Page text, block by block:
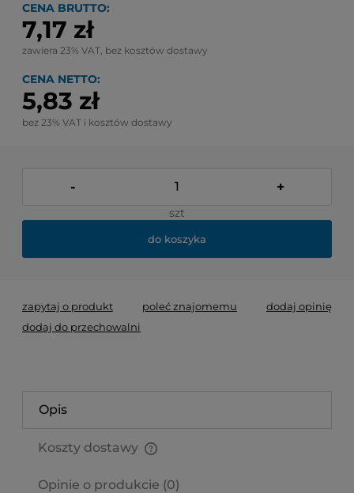
CENA BRUTTO:
7,17 zł
zawiera 23% VAT, bez kosztów dostawy
CENA NETTO:
5,83 zł
bez 23% VAT i kosztów dostawy
- +
szt
do koszyka
zapytaj o produkt poleć znajomemu
dodaj opinię
dodaj do przechowalni
Opis
Koszty dostawy
Opinie o produkcie (0)